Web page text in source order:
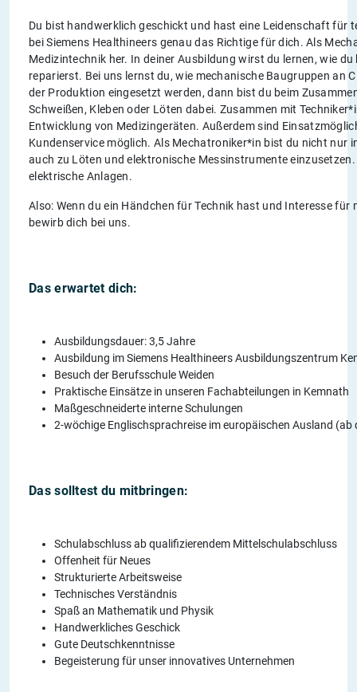
Du bist handwerklich geschickt und hast eine Leidenschaft für
bei Siemens Healthineers genau das Richtige für dich. Als
Medizintechnik her. In deiner Ausbildung wirst du lernen, wie
reparierst. Bei uns lernst du, wie mechanische Baugruppen an
der Produktion eingesetzt werden, dann bist du beim
Schweißen, Kleben oder Löten dabei. Zusammen mit
Entwicklung von Medizingeräten. Außerdem sind
Kundenservice möglich. Als Mechatroniker*in bist du nicht nur
auch zu Löten und elektronische Messinstrumente
elektrische Anlagen.
Also: Wenn du ein Händchen für Technik hast und Interesse
bewirb dich bei uns.
Das erwartet dich:
Ausbildungsdauer: 3,5 Jahre
Ausbildung im Siemens Healthineers Ausbildungszentrum
Besuch der Berufsschule Weiden
Praktische Einsätze in unseren Fachabteilungen in Kemnath
Maßgeschneiderte interne Schulungen
2-wöchige Englischsprachreise im europäischen Ausland (ab
Das solltest du mitbringen:
Schulabschluss ab qualifizierendem Mittelschulabschluss
Offenheit für Neues
Strukturierte Arbeitsweise
Technisches Verständnis
Spaß an Mathematik und Physik
Handwerkliches Geschick
Gute Deutschkenntnisse
Begeisterung für unser innovatives Unternehmen